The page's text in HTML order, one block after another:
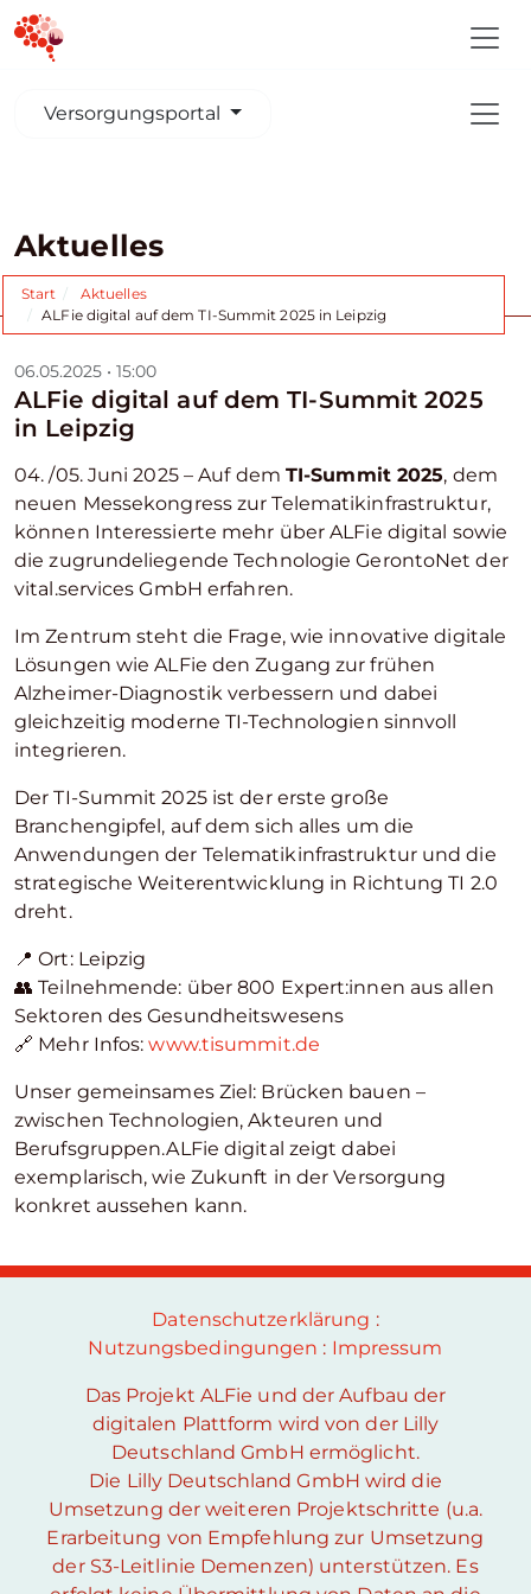
Versorgungsportal
Aktuelles
Start
Aktuelles
ALFie digital auf dem TI-Summit 2025 in Leipzig
06.05.2025 • 15:00
ALFie digital auf dem TI-Summit 2025
in Leipzig
04. /05. Juni 2025 – Auf dem TI-Summit 2025, dem
neuen Messekongress zur Telematikinfrastruktur,
können Interessierte mehr über ALFie digital sowie
die zugrundeliegende Technologie GerontoNet der
vital.services GmbH erfahren.
Im Zentrum steht die Frage, wie innovative digitale
Lösungen wie ALFie den Zugang zur frühen
Alzheimer-Diagnostik verbessern und dabei
gleichzeitig moderne TI-Technologien sinnvoll
integrieren.
Der TI-Summit 2025 ist der erste große
Branchengipfel, auf dem sich alles um die
Anwendungen der Telematikinfrastruktur und die
strategische Weiterentwicklung in Richtung TI 2.0
dreht.
📍 Ort: Leipzig
👥 Teilnehmende: über 800 Expert:innen aus allen
Sektoren des Gesundheitswesens
🔗 Mehr Infos:www.tisummit.de
Unser gemeinsames Ziel: Brücken bauen –
zwischen Technologien, Akteuren und
Berufsgruppen.ALFie digital zeigt dabei
exemplarisch, wie Zukunft in der Versorgung
konkret aussehen kann.
Datenschutzerklärung :
Nutzungsbedingungen : Impressum
Das Projekt ALFie und der Aufbau der
digitalen Plattform wird von der Lilly
Deutschland GmbH ermöglicht.
Die Lilly Deutschland GmbH wird die
Umsetzung der weiteren Projektschritte (u.a.
Erarbeitung von Empfehlung zur Umsetzung
der S3-Leitlinie Demenzen) unterstützen. Es